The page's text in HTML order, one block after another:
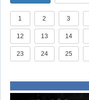
1 2 3
12 13 14
23 24 25